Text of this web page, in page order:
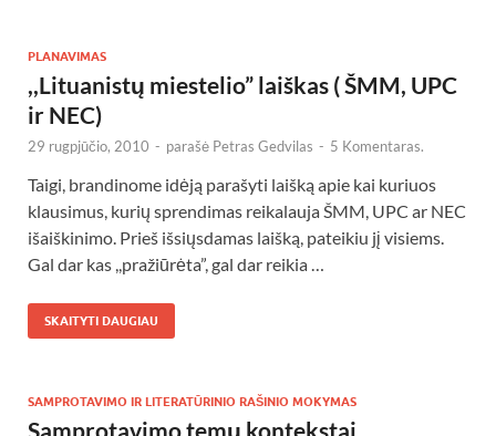
PLANAVIMAS
,,Lituanistų miestelio” laiškas ( ŠMM, UPC
ir NEC)
29 rugpjūčio, 2010 - parašė Petras Gedvilas - 5 Komentaras.
Taigi, brandinome idėją parašyti laišką apie kai kuriuos
klausimus, kurių sprendimas reikalauja ŠMM, UPC ar NEC
išaiškinimo. Prieš išsiųsdamas laišką, pateikiu jį visiems.
Gal dar kas ,,pražiūrėta”, gal dar reikia …
SKAITYTI DAUGIAU
SAMPROTAVIMO IR LITERATŪRINIO RAŠINIO MOKYMAS
Samprotavimo temų kontekstai